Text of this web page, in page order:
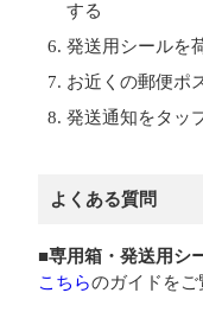
する
発送用シールを
お近くの郵便ポ
発送通知をタッ
よくある質問
■専用箱・発送用シ
こちらのガイドをご